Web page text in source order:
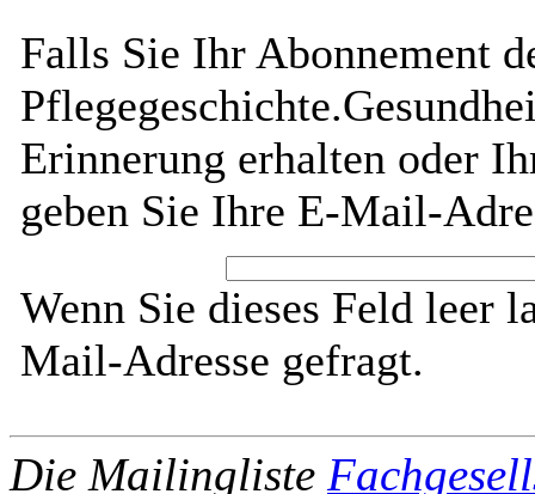
Falls Sie Ihr Abonnement
Erinnerung erhalten oder
geben Sie Ihre E-Mail-
Wenn Sie dieses Feld leer
Mail-Adresse gefragt.
Die Mailingliste